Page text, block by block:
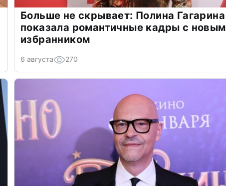
Больше не скрывает: Полина Гагарина
показала романтичные кадры с новым
избранником
6 августа 270